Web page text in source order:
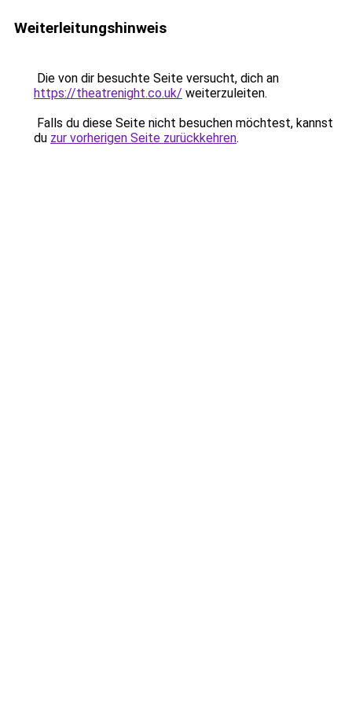
Weiterleitungshinweis
Die von dir besuchte Seite versucht, dich an
https://theatrenight.co.uk/ weiterzuleiten.
Falls du diese Seite nicht besuchen möchtest, kannst
du zur vorherigen Seite zurückkehren.